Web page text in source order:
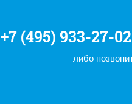
+7 (495) 933-27-
либо